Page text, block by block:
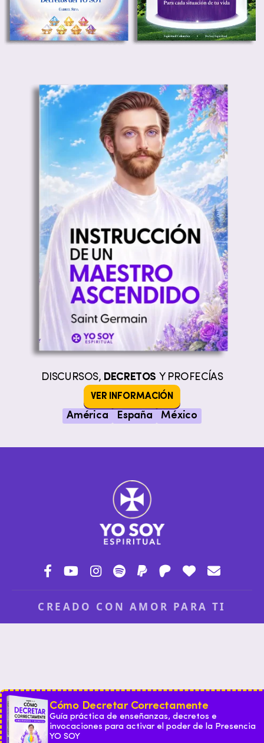
DISCURSOS, DECRETOS Y PROFECÍAS
VER INFORMACIÓN
América España México
CREADO CON AMOR PARA TI
Cómo Decretar Correctamente
Guía práctica de enseñanzas, decretos e
invocaciones para activar el poder de la Presencia
YO SOY